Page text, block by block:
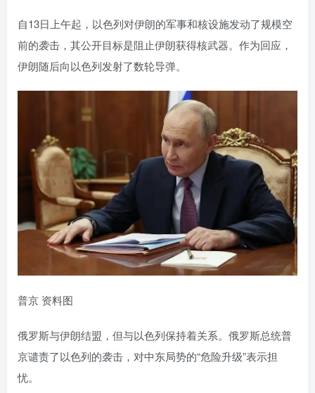
自13日上午起，以色列对伊朗的军事和核设施发动了规模空
前的袭击，其公开目标是阻止伊朗获得核武器。作为回应，
伊朗随后向以色列发射了数轮导弹。
普京 资料图
俄罗斯与伊朗结盟，但与以色列保持着关系。俄罗斯总统普
京谴责了以色列的袭击，对中东局势的“危险升级”表示担
忧。